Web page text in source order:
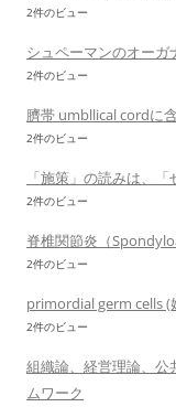
2件のビュー
シュペーマンのオー
2件のビュー
臍帯 umbllical cordに
2件のビュー
「施策」の読みは、
2件のビュー
脊椎関節炎（
2件のビュー
primordial germ cells (
2件のビュー
組織論、経営理論、公
ムワーク